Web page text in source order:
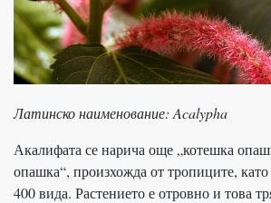
Латинско наименование: Acalypha
Акалифата се нарича още „котешка
опашка“, произхожда от тропиците,
400 вида. Растението е отровно и това